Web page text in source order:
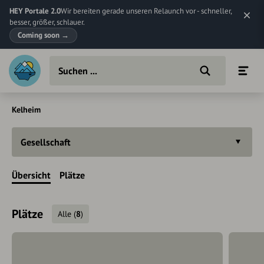
HEY Portale 2.0Wir bereiten gerade unseren Relaunch vor - schneller,
besser, größer, schlauer.
Coming soon →
Kelheim
Gesellschaft
Übersicht Plätze
Plätze Alle (8)